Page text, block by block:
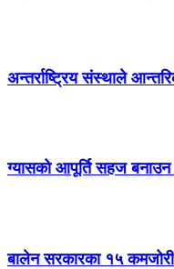
अन्तर्राष्ट्रिय संस्थाले
ग्यासको आपूर्ति सहज
बालेन सरकारका १५